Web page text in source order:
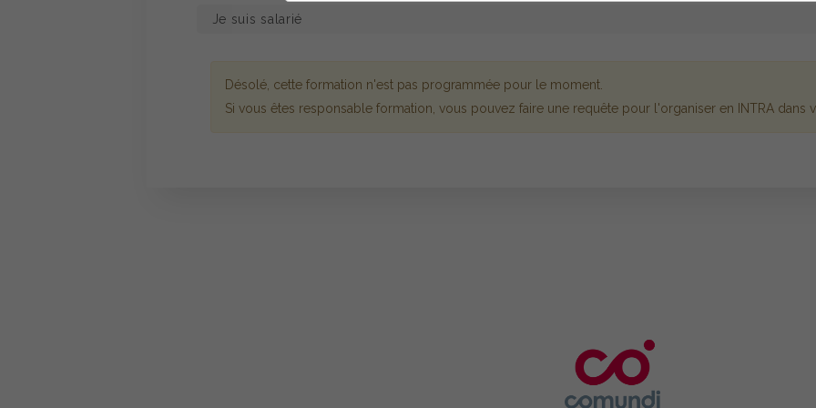
Désolé, cette formation n'est pas programmée pour le moment.
Si vous êtes responsable formation, vous pouvez faire une requête pour l'organiser en INTRA dans